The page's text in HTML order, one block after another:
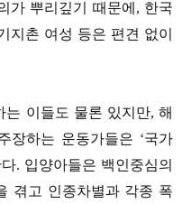
가 뿌리깊기 때문에, 한국
지촌 여성 등은 편견 없이
이들도 물론 있지만, 해
장하는 운동가들은 ‘국가
. 입양아들은 백인중심의
겪고 인종차별과 각종 폭